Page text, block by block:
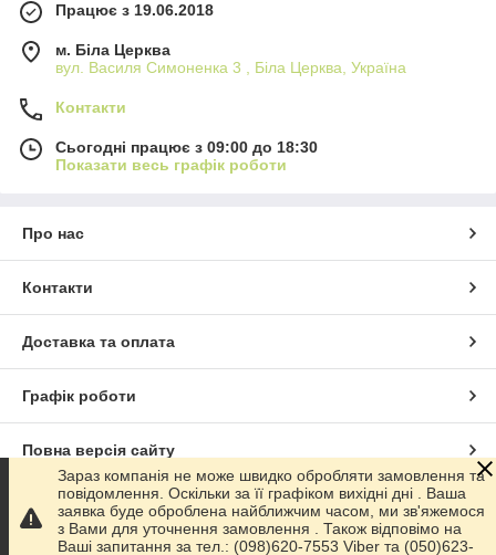
Працює з 19.06.2018
м. Біла Церква
вул. Василя Симоненка 3 , Біла Церква, Україна
Контакти
Сьогодні працює з 09:00 до 18:30
Показати весь графік роботи
Про нас
Контакти
Доставка та оплата
Графік роботи
Повна версія сайту
Сайт створено на маркетплейсіProm.ua
Зараз компанія не може швидко обробляти замовлення та
повідомлення. Оскільки за її графіком вихідні дні . Ваша
заявка буде оброблена найближчим часом, ми зв'яжемося
з Вами для уточнення замовлення . Також відповімо на
Ваші запитання за тел.: (098)620-7553 Viber та (050)623-